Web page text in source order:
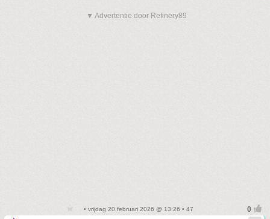
▼ Advertentie door Refinery89
• vrijdag 20 februari 2026 @ 13:26 • 47